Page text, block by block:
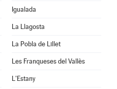
Igualada
La Llagosta
La Pobla de Lillet
Les Franqueses del Vallès
L'Estany